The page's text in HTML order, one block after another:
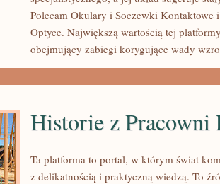
Polecam Okulary i Soczewki Kontaktowe
Optyce. Największą wartością tej
obejmujący zabiegi korygujące wady
Historie z Pracowni
Ta platforma to portal, w którym świat
z delikatnością i praktyczną wiedzą. To